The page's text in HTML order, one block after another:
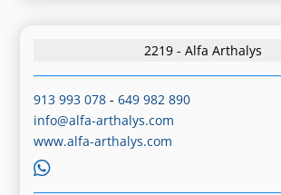
2219 - Alfa Arthalys
913 993 078 -649 982 890
info@alfa-arthalys.com
www.alfa-arthalys.com